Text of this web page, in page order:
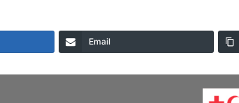
Email